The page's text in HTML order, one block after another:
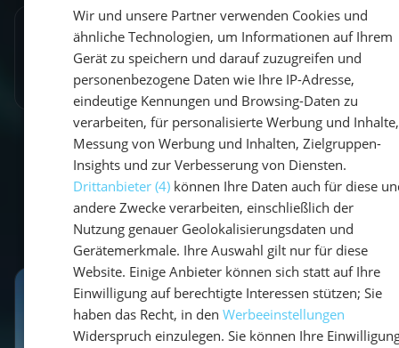
Artikel teilen
Empfohlene Beiträge
Wir und unsere Partner verwenden Cookies und
ähnliche Technologien, um Informationen auf Ihrem
Gerät zu speichern und darauf zuzugreifen und
personenbezogene Daten wie Ihre IP-Adresse,
eindeutige Kennungen und Browsing-Daten zu
verarbeiten, für personalisierte Werbung und Inhalte,
Messung von Werbung und Inhalten, Zielgruppen-
Insights und zur Verbesserung von Diensten.
Drittanbieter (4) können Ihre Daten auch für diese
andere Zwecke verarbeiten, einschließlich der
Nutzung genauer Geolokalisierungsdaten und
Gerätemerkmale. Ihre Auswahl gilt nur für diese
Website. Einige Anbieter können sich statt auf Ihre
Einwilligung auf berechtigte Interessen stützen; Sie
haben das Recht, in den Werbeeinstellungen
Widerspruch einzulegen. Sie können Ihre